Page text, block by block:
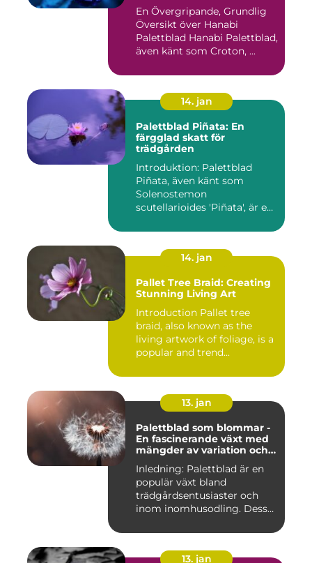
En Övergripande, Grundlig
Översikt över Hanabi
Palettblad Hanabi Palettblad,
även känt som Croton, ...
14. jan
Palettblad Piñata: En
färgglad skatt för
trädgården
Introduktion: Palettblad
Piñata, även känt som
Solenostemon
scutellarioides 'Piñata', är en
14. jan
Pallet Tree Braid: Creating
Stunning Living Art
Introduction Pallet tree
braid, also known as the
living artwork of foliage, is a
popular and trend...
13. jan
Palettblad som blommar -
En fascinerande växt med
mängder av variation och
Inledning: Palettblad är en
populär växt bland
trädgårdsentusiaster och
inom inomhusodling. Dess
13. jan